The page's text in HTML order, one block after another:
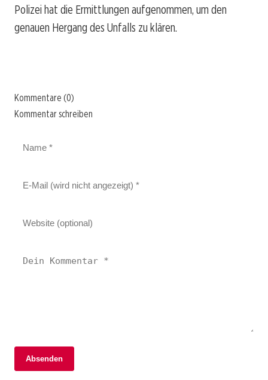
Polizei hat die Ermittlungen aufgenommen, um den
genauen Hergang des Unfalls zu klären.
Kommentare (0)
Kommentar schreiben
Absenden
17. April 2026